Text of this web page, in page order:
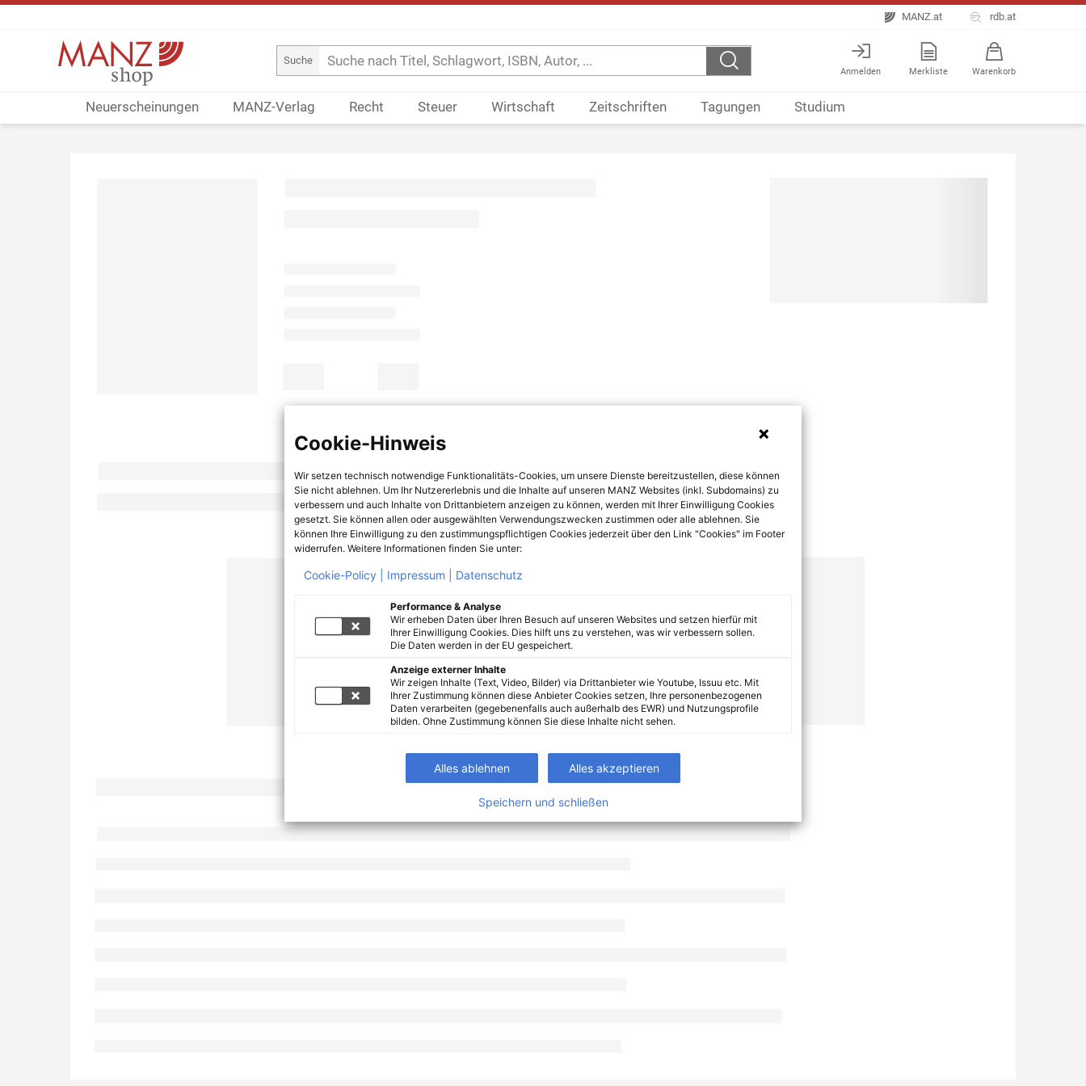
MANZ.at rdb.at
Suche
Anmelden Merkliste Warenkorb
Neuerscheinungen MANZ-Verlag Recht Steuer Wirtschaft Zeitschriften Tagungen Studium
Cookie-Hinweis
Wir setzen technisch notwendige Funktionalitäts-Cookies, um unsere Dienste bereitzustellen, diese können
Sie nicht ablehnen. Um Ihr Nutzererlebnis und die Inhalte auf unseren MANZ Websites (inkl. Subdomains) zu
verbessern und auch Inhalte von Drittanbietern anzeigen zu können, werden mit Ihrer Einwilligung Cookies
gesetzt. Sie können allen oder ausgewählten Verwendungszwecken zustimmen oder alle ablehnen. Sie
können Ihre Einwilligung zu den zustimmungspflichtigen Cookies jederzeit über den Link "Cookies" im Footer
widerrufen. Weitere Informationen finden Sie unter:
Cookie-Policy | Impressum | Datenschutz
Performance & Analyse
Wir erheben Daten über Ihren Besuch auf unseren Websites und setzen hierfür mit
Ihrer Einwilligung Cookies. Dies hilft uns zu verstehen, was wir verbessern sollen.
Die Daten werden in der EU gespeichert.
Anzeige externer Inhalte
Wir zeigen Inhalte (Text, Video, Bilder) via Drittanbieter wie Youtube, Issuu etc. Mit
Ihrer Zustimmung können diese Anbieter Cookies setzen, Ihre personenbezogenen
Daten verarbeiten (gegebenenfalls auch außerhalb des EWR) und Nutzungsprofile
bilden. Ohne Zustimmung können Sie diese Inhalte nicht sehen.
Alles ablehnen Alles akzeptieren
Speichern und schließen